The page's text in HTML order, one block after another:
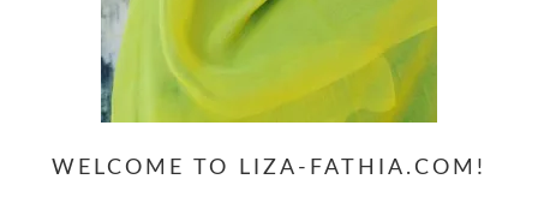
WELCOME TO LIZA-FATHIA.COM!